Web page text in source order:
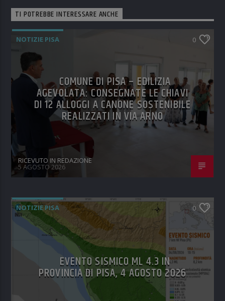
TI POTREBBE INTERESSARE ANCHE
NOTIZIE PISA 0
COMUNE DI PISA – EDILIZIA
AGEVOLATA: CONSEGNATE LE CHIAVI
DI 12 ALLOGGI A CANONE SOSTENIBILE
REALIZZATI IN VIA ARNO
RICEVUTO IN REDAZIONE
5 AGOSTO 2026
NOTIZIE PISA 0
EVENTO SISMICO ML 4.3 IN
PROVINCIA DI PISA, 4 AGOSTO 2026